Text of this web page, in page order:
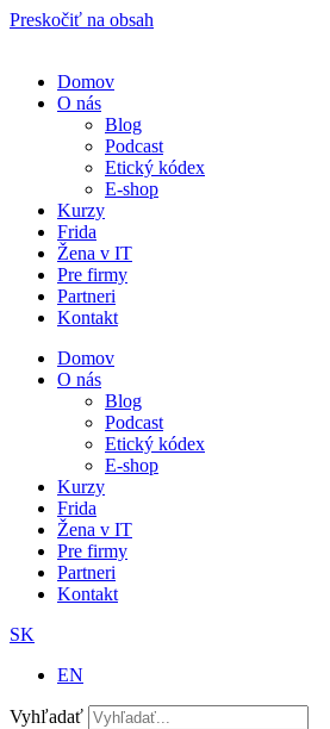
Preskočiť na obsah
Domov
O nás
Blog
Podcast
Etický kódex
E-shop
Kurzy
Frida
Žena v IT
Pre firmy
Partneri
Kontakt
Domov
O nás
Blog
Podcast
Etický kódex
E-shop
Kurzy
Frida
Žena v IT
Pre firmy
Partneri
Kontakt
SK
EN
Vyhľadať